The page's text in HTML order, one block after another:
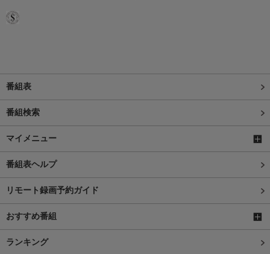
番組表
番組検索
マイメニュー
番組表ヘルプ
リモート録画予約ガイド
おすすめ番組
ランキング